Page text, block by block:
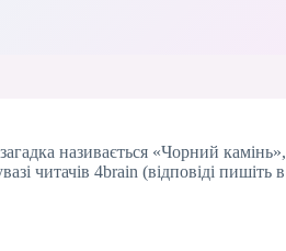
називається «Чорний
читачів 4brain (відповіді пишіть